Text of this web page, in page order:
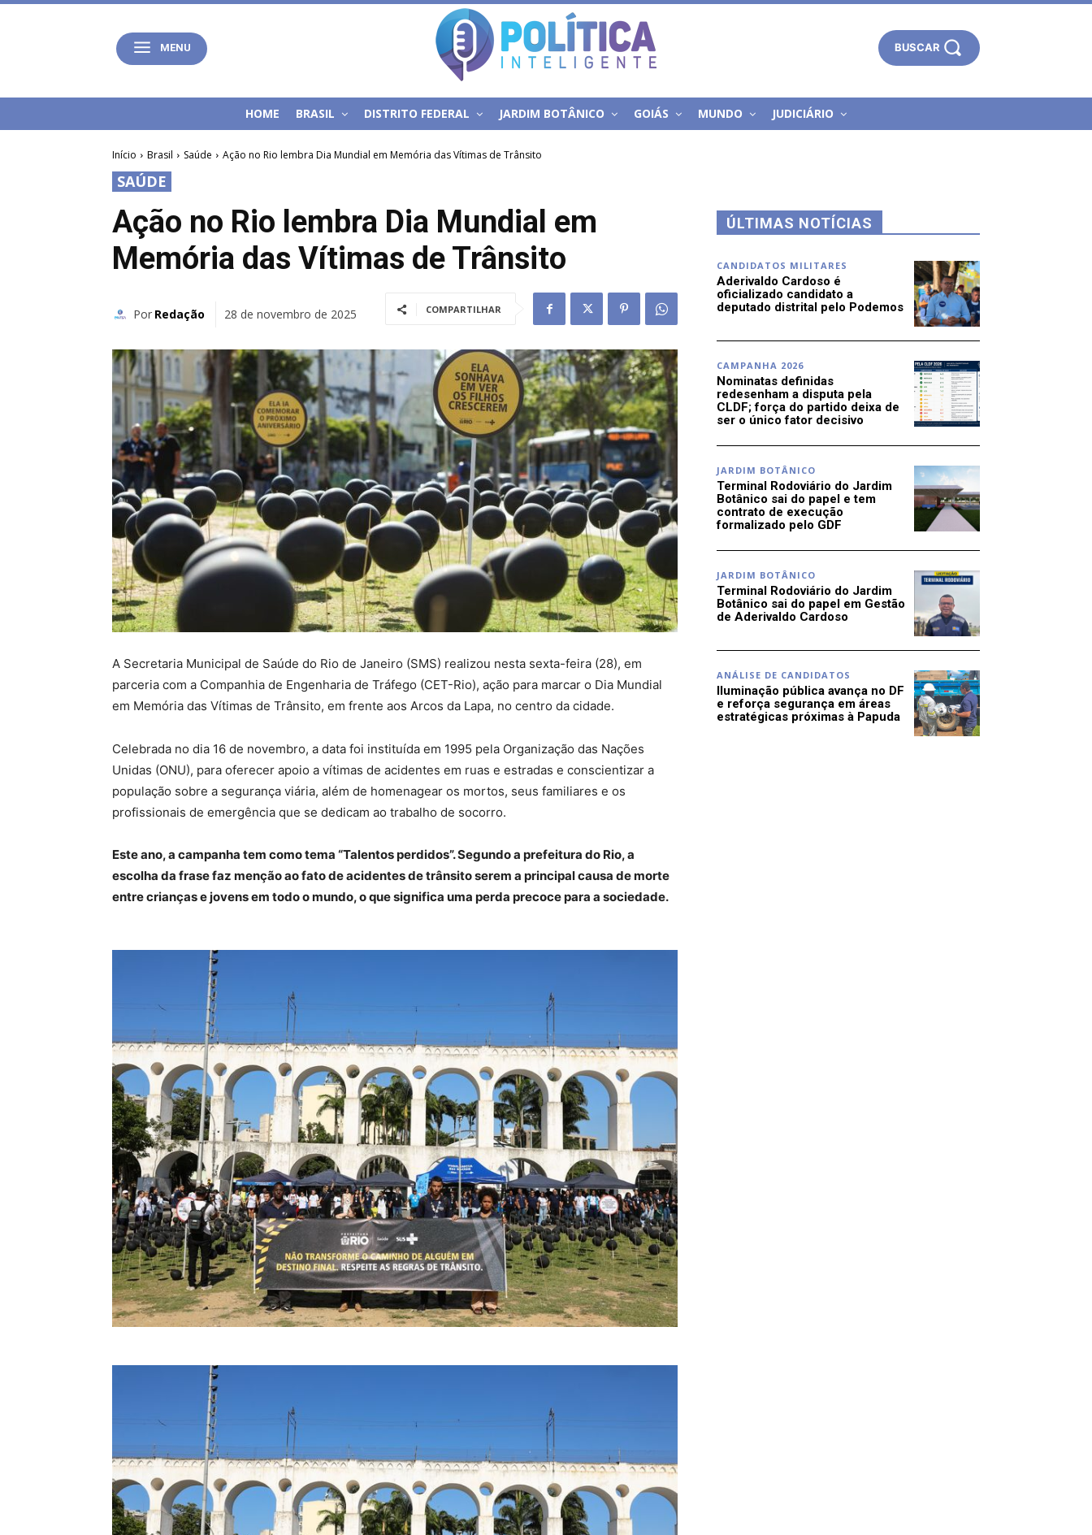
MENU BUSCAR
HOME BRASIL DISTRITO FEDERAL JARDIM BOTÂNICO GOIÁS MUNDO JUDICIÁRIO
Início Brasil Saúde Ação no Rio lembra Dia Mundial em Memória das Vítimas de Trânsito
SAÚDE
Ação no Rio lembra Dia Mundial em
Memória das Vítimas de Trânsito
Por Redação 28 de novembro de 2025 COMPARTILHAR
A Secretaria Municipal de Saúde do Rio de Janeiro (SMS) realizou nesta sexta-feira (28), em
parceria com a Companhia de Engenharia de Tráfego (CET-Rio), ação para marcar o Dia Mundial
em Memória das Vítimas de Trânsito, em frente aos Arcos da Lapa, no centro da cidade.
Celebrada no dia 16 de novembro, a data foi instituída em 1995 pela Organização das Nações
Unidas (ONU), para oferecer apoio a vítimas de acidentes em ruas e estradas e conscientizar a
população sobre a segurança viária, além de homenagear os mortos, seus familiares e os
profissionais de emergência que se dedicam ao trabalho de socorro.
Este ano, a campanha tem como tema “Talentos perdidos”. Segundo a prefeitura do Rio, a
escolha da frase faz menção ao fato de acidentes de trânsito serem a principal causa de morte
entre crianças e jovens em todo o mundo, o que significa uma perda precoce para a sociedade.
ÚLTIMAS NOTÍCIAS
CANDIDATOS MILITARES
Aderivaldo Cardoso é
oficializado candidato a
deputado distrital pelo Podemos
CAMPANHA 2026
Nominatas definidas
redesenham a disputa pela
CLDF; força do partido deixa de
ser o único fator decisivo
JARDIM BOTÂNICO
Terminal Rodoviário do Jardim
Botânico sai do papel e tem
contrato de execução
formalizado pelo GDF
JARDIM BOTÂNICO
Terminal Rodoviário do Jardim
Botânico sai do papel em Gestão
de Aderivaldo Cardoso
ANÁLISE DE CANDIDATOS
Iluminação pública avança no DF
e reforça segurança em áreas
estratégicas próximas à Papuda